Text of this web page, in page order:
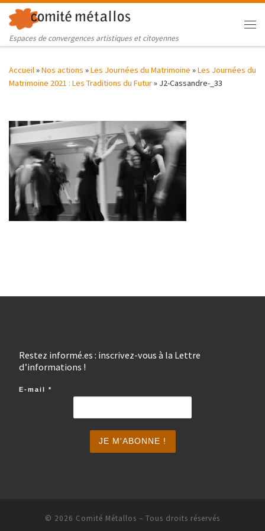
Skip to content
Espaces de convergences artistiques et citoyennes
Accueil»Nos actions »Les Journées du Matrimoine »Les Journées du
Matrimoine 2021 : Les Traditions du Futur» J2-Cassandre-_33
Restez informé.es : inscrivez-vous à la Lettre
d’informations !
E-mail *
© 2026 Comité Métallos – Tous droits réservés